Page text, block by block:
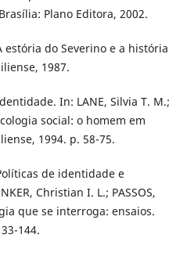
Plano Editora, 2002.
estória do Severino e a história
1987.
In: LANE, Silvia T. M.;
social: o homem em
1994. p. 58-75.
de identidade e
Christian I. L.; PASSOS,
que se interroga: ensaios.
144.